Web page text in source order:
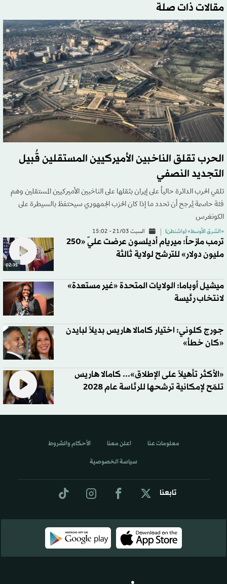
مقالات ذات صلة
الحرب تقلق الناخبين الأميركيين المستقلين قُبيل
التجديد النصفي
تلقي الحرب الدائرة حالياً على إيران بثقلها على الناخبين الأميركيين المستقلين وهم
فئة حاسمة يُرجح أن تحدد ما إذا كان الحزب الجمهوري سيحتفظ بالسيطرة على
الكونغرس
«الشرق الأوسط» (واشنطن) السبت 21/03 - 15:02
02:35
ترمب مازحاً: ميريام أديلسون عرضت عليّ «250
مليون دولار» للترشح لولاية ثالثة
ميشيل أوباما: الولايات المتحدة «غير مستعدة»
لانتخاب رئيسة
جورج كلوني: اختيار كامالا هاريس بديلاً لبايدن
«كان خطأ»
«الأكثر تأهيلاً على الإطلاق»... كامالا هاريس
تلمّح لإمكانية ترشحها للرئاسة عام 2028
تابعنا
معلومات عنا اعلن معنا الأحكام والشروط
سياسة الخصوصية